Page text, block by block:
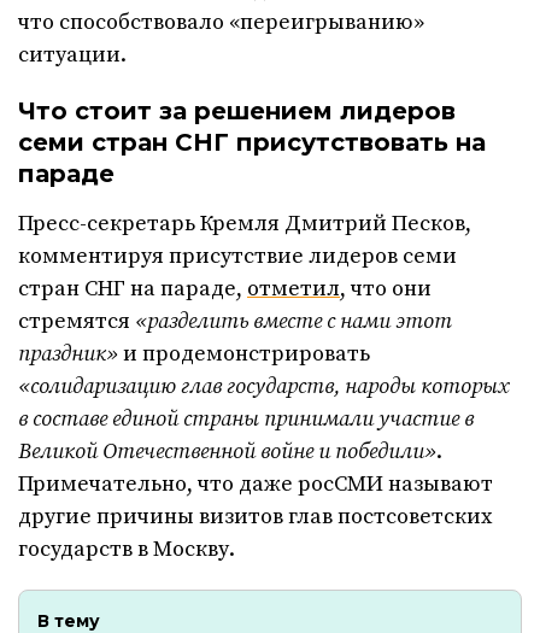
что способствовало «переигрыванию»
ситуации.
Что стоит за решением лидеров
семи стран СНГ присутствовать на
параде
Пресс-секретарь Кремля Дмитрий Песков,
комментируя присутствие лидеров семи
стран СНГ на параде, отметил, что они
стремятся «разделить вместе с нами этот
праздник»и продемонстрировать
«солидаризацию глав государств, народы которых
в составе единой страны принимали участие в
Великой Отечественной войне и победили».
Примечательно, что даже росСМИ называют
другие причины визитов глав постсоветских
государств в Москву.
В тему